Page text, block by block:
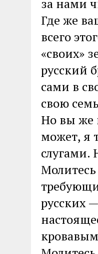
за нами
Где же
всего
«своих»
русский
сами в
свою
Но вы же
может, я
слугами.
русских